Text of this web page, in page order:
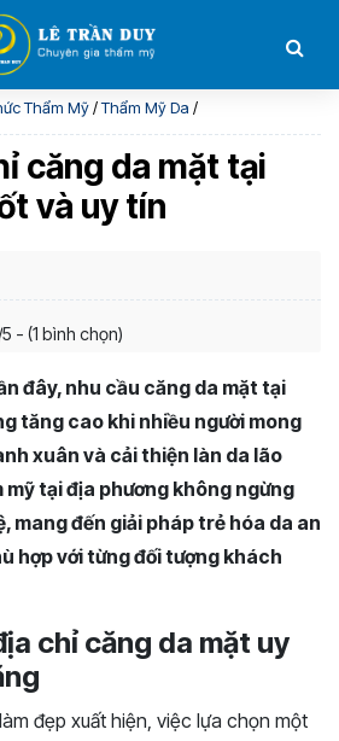
Thẩm Mỹ/Thẩm Mỹ Da /
căng da mặt tại
và uy tín
- (1 bình chọn)
đây, nhu cầu căng da mặt tại
tăng cao khi nhiều người mong
xuân và cải thiện làn da lão
mỹ tại địa phương không ngừng
mang đến giải pháp trẻ hóa da an
hợp với từng đối tượng khách
chỉ căng da mặt uy
đẹp xuất hiện, việc lựa chọn một